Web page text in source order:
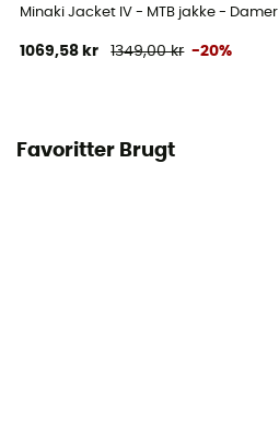
Minaki Jacket IV - MTB jakke - Damer
1069,58 kr 1349,00 kr -20%
Favoritter Brugt